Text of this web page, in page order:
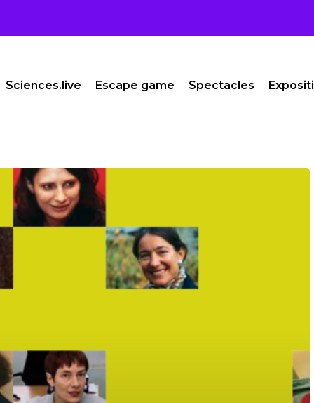
Sciences.live Escape game Spectacles